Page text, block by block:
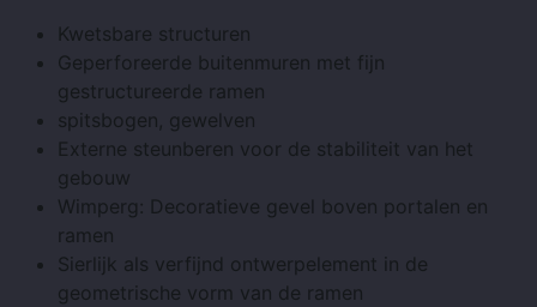
Kwetsbare structuren
Geperforeerde buitenmuren met fijn
gestructureerde ramen
spitsbogen, gewelven
Externe steunberen voor de stabiliteit van het
gebouw
Wimperg: Decoratieve gevel boven portalen en
ramen
Sierlijk als verfijnd ontwerpelement in de
geometrische vorm van de ramen